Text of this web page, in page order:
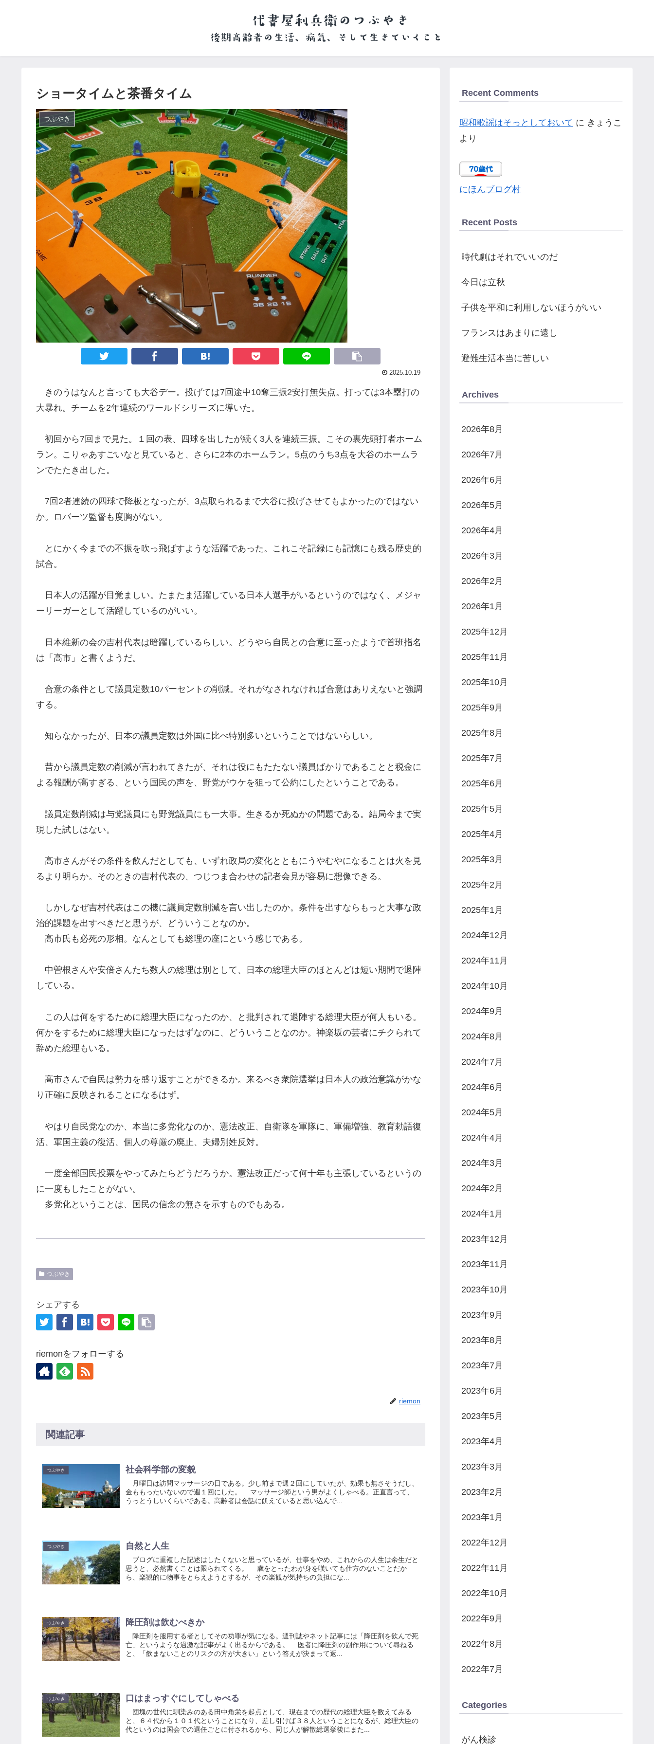
ショータイムと茶番タイム
つぶやき
2025.10.19
きのうはなんと言っても大谷デー。投げては7回途中10奪三振2安打無失点。打っては3本塁打の
大暴れ。チームを2年連続のワールドシリーズに導いた。
初回から7回まで見た。１回の表、四球を出したが続く3人を連続三振。こその裏先頭打者ホーム
ラン。こりゃあすごいなと見ていると、さらに2本のホームラン。5点のうち3点を大谷のホームラ
ンでたたき出した。
7回2者連続の四球で降板となったが、3点取られるまで大谷に投げさせてもよかったのではない
か。ロバーツ監督も度胸がない。
とにかく今までの不振を吹っ飛ばすような活躍であった。これこそ記録にも記憶にも残る歴史的
試合。
日本人の活躍が目覚ましい。たまたま活躍している日本人選手がいるというのではなく、メジャ
ーリーガーとして活躍しているのがいい。
日本維新の会の吉村代表は暗躍しているらしい。どうやら自民との合意に至ったようで首班指名
は「高市」と書くようだ。
合意の条件として議員定数10パーセントの削減。それがなされなければ合意はありえないと強調
する。
知らなかったが、日本の議員定数は外国に比べ特別多いということではないらしい。
昔から議員定数の削減が言われてきたが、それは役にもたたない議員ばかりであることと税金に
よる報酬が高すぎる、という国民の声を、野党がウケを狙って公約にしたということである。
議員定数削減は与党議員にも野党議員にも一大事。生きるか死ぬかの問題である。結局今まで実
現した試しはない。
高市さんがその条件を飲んだとしても、いずれ政局の変化とともにうやむやになることは火を見
るより明らか。そのときの吉村代表の、つじつま合わせの記者会見が容易に想像できる。
しかしなぜ吉村代表はこの機に議員定数削減を言い出したのか。条件を出すならもっと大事な政
治的課題を出すべきだと思うが、どういうことなのか。
高市氏も必死の形相。なんとしても総理の座にという感じである。
中曽根さんや安倍さんたち数人の総理は別として、日本の総理大臣のほとんどは短い期間で退陣
している。
この人は何をするために総理大臣になったのか、と批判されて退陣する総理大臣が何人もいる。
何かをするために総理大臣になったはずなのに、どういうことなのか。神楽坂の芸者にチクられて
辞めた総理もいる。
高市さんで自民は勢力を盛り返すことができるか。来るべき衆院選挙は日本人の政治意識がかな
り正確に反映されることになるはず。
やはり自民党なのか、本当に多党化なのか、憲法改正、自衛隊を軍隊に、軍備増強、教育勅語復
活、軍国主義の復活、個人の尊厳の廃止、夫婦別姓反対。
一度全部国民投票をやってみたらどうだろうか。憲法改正だって何十年も主張しているというの
に一度もしたことがない。
多党化ということは、国民の信念の無さを示すものでもある。
つぶやき
シェアする
riemonをフォローする
riemon
関連記事
つぶやき 社会科学部の変貌
月曜日は訪問マッサージの日である。少し前まで週２回にしていたが、効果も無さそうだし、
金ももったいないので週１回にした。 マッサージ師という男がよくしゃべる。正直言って、
うっとうしいくらいである。高齢者は会話に飢えていると思い込んで...
つぶやき 自然と人生
ブログに重複した記述はしたくないと思っているが、仕事をやめ、これからの人生は余生だと
思うと、必然書くことは限られてくる。 歳をとったわが身を嘆いても仕方のないことだか
ら、楽観的に物事をとらえようとするが、その楽観が気持ちの負担にな...
つぶやき 降圧剤は飲むべきか
降圧剤を服用する者としてその功罪が気になる。週刊誌やネット記事には「降圧剤を飲んで死
亡」というような過激な記事がよく出るからである。 医者に降圧剤の副作用について尋ねる
と、「飲まないことのリスクの方が大きい」という答えが決まって返...
つぶやき 口はまっすぐにしてしゃべる
団塊の世代に馴染みのある田中角栄を起点として、現在までの歴代の総理大臣を数えてみる
と、６４代から１０１代ということになり、差し引けば３８人ということになるが、総理大臣の
代というのは国会での選任ごとに付されるから、同じ人が解散総選挙後にまた...
Recent Comments
昭和歌謡はそっとしておいて に きょうこ
より
にほんブログ村
Recent Posts
時代劇はそれでいいのだ
今日は立秋
子供を平和に利用しないほうがいい
フランスはあまりに遠し
避難生活本当に苦しい
Archives
2026年8月
2026年7月
2026年6月
2026年5月
2026年4月
2026年3月
2026年2月
2026年1月
2025年12月
2025年11月
2025年10月
2025年9月
2025年8月
2025年7月
2025年6月
2025年5月
2025年4月
2025年3月
2025年2月
2025年1月
2024年12月
2024年11月
2024年10月
2024年9月
2024年8月
2024年7月
2024年6月
2024年5月
2024年4月
2024年3月
2024年2月
2024年1月
2023年12月
2023年11月
2023年10月
2023年9月
2023年8月
2023年7月
2023年6月
2023年5月
2023年4月
2023年3月
2023年2月
2023年1月
2022年12月
2022年11月
2022年10月
2022年9月
2022年8月
2022年7月
Categories
がん検診